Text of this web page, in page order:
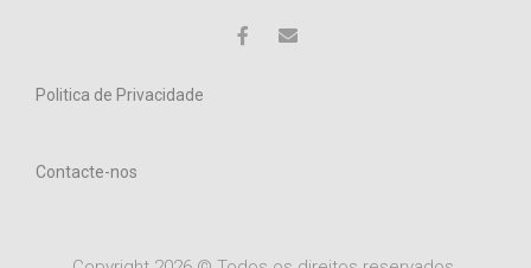
Politica de Privacidade
Contacte-nos